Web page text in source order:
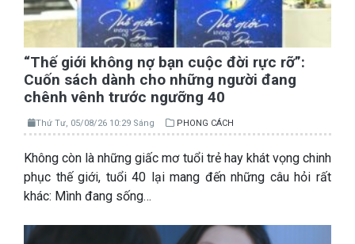
“Thế giới không nợ bạn cuộc đời rực rỡ”:
Cuốn sách dành cho những người đang
chênh vênh trước ngưỡng 40
Thứ Tư, 05/08/26 10:29 Sáng PHONG CÁCH
Không còn là những giấc mơ tuổi trẻ hay khát vọng chinh
phục thế giới, tuổi 40 lại mang đến những câu hỏi rất
khác: Mình đang sống…